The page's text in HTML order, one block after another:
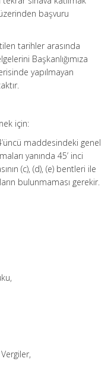
başvuru
tarihler arasında
Başkanlığımıza
yapılmayan
için:
maddesindeki genel
yanında 45’ inci
(c), (d), (e) bentleri ile
bulunmaması gerekir.